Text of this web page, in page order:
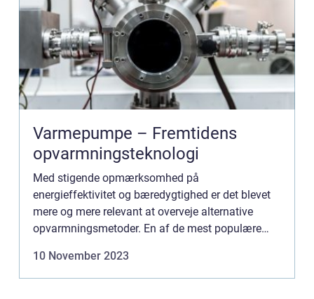
Varmepumpe – Fremtidens
opvarmningsteknologi
Med stigende opmærksomhed på
energieffektivitet og bæredygtighed er det blevet
mere og mere relevant at overveje alternative
opvarmningsmetoder. En af de mest populære
va...
10 November 2023